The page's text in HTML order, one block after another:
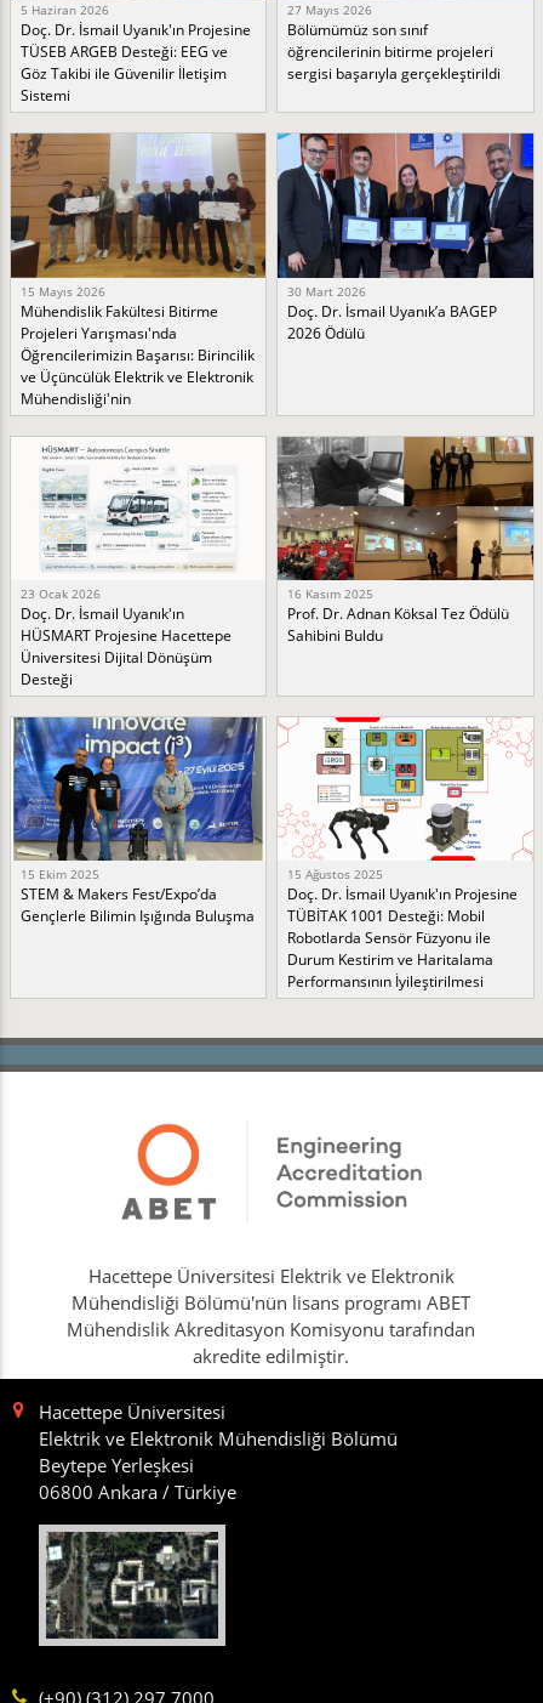
5 Haziran 2026
Doç. Dr. İsmail Uyanık'ın Projesine
TÜSEB ARGEB Desteği: EEG ve
Göz Takibi ile Güvenilir İletişim
Sistemi
27 Mayıs 2026
Bölümümüz son sınıf
öğrencilerinin bitirme projeleri
sergisi başarıyla gerçekleştirildi
15 Mayıs 2026
Mühendislik Fakültesi Bitirme
Projeleri Yarışması'nda
Öğrencilerimizin Başarısı: Birincilik
ve Üçüncülük Elektrik ve Elektronik
Mühendisliği'nin
30 Mart 2026
Doç. Dr. İsmail Uyanık’a BAGEP
2026 Ödülü
23 Ocak 2026
Doç. Dr. İsmail Uyanık'ın
HÜSMART Projesine Hacettepe
Üniversitesi Dijital Dönüşüm
Desteği
16 Kasım 2025
Prof. Dr. Adnan Köksal Tez Ödülü
Sahibini Buldu
15 Ekim 2025
STEM & Makers Fest/Expo’da
Gençlerle Bilimin Işığında Buluşma
15 Ağustos 2025
Doç. Dr. İsmail Uyanık'ın Projesine
TÜBİTAK 1001 Desteği: Mobil
Robotlarda Sensör Füzyonu ile
Durum Kestirim ve Haritalama
Performansının İyileştirilmesi
Hacettepe Üniversitesi Elektrik ve Elektronik
Mühendisliği Bölümü'nün lisans programı ABET
Mühendislik Akreditasyon Komisyonu tarafından
akredite edilmiştir.
Hacettepe Üniversitesi
Elektrik ve Elektronik Mühendisliği Bölümü
Beytepe Yerleşkesi
06800 Ankara / Türkiye